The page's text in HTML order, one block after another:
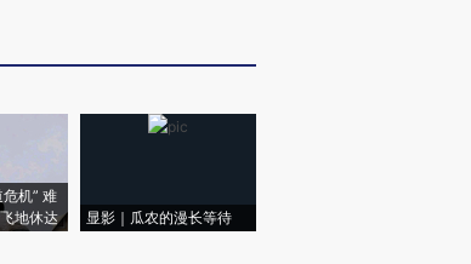
危机” 难
地休达
显影｜瓜农的漫长等待